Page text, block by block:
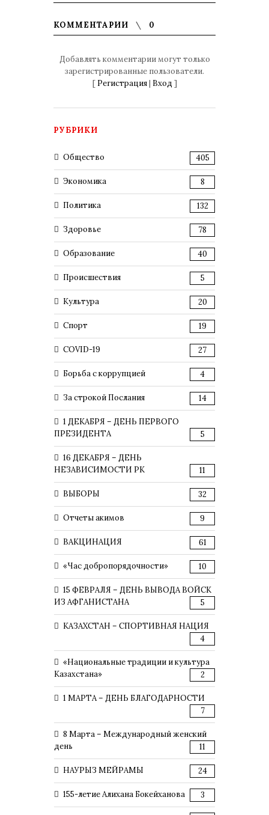
КОММЕНТАРИИ 0
Добавлять комментарии могут только
зарегистрированные пользователи.
[ Регистрация| Вход ]
РУБРИКИ
Общество 405
Экономика 8
Политика 132
Здоровье 78
Образование 40
Происшествия 5
Культура 20
Спорт 19
COVID-19 27
Борьба с коррупцией 4
За строкой Послания 14
1 ДЕКАБРЯ – ДЕНЬ ПЕРВОГО
ПРЕЗИДЕНТА
5
16 ДЕКАБРЯ – ДЕНЬ
НЕЗАВИСИМОСТИ РК
11
ВЫБОРЫ 32
Отчеты акимов 9
ВАКЦИНАЦИЯ 61
«Час добропорядочности» 10
15 ФЕВРАЛЯ – ДЕНЬ ВЫВОДА ВОЙСК
ИЗ АФГАНИСТАНА
5
КАЗАХСТАН – СПОРТИВНАЯ НАЦИЯ
4
«Национальные традиции и культура
Казахстана»
2
1 МАРТА – ДЕНЬ БЛАГОДАРНОСТИ
7
8 Марта – Международный женский
день
11
НАУРЫЗ МЕЙРАМЫ 24
155-летие Алихана Бокейханова 3